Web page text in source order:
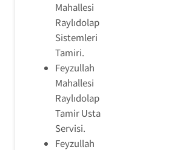
Mahallesi
Raylıdolap
Sistemleri
Tamiri.
Feyzullah
Mahallesi
Raylıdolap
Tamir Usta
Servisi.
Feyzullah